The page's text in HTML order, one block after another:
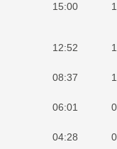
15:00
12:52
08:37
06:01
04:28